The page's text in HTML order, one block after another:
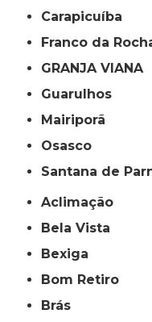
Carapicuíba
Franco da
GRANJA VIANA
Guarulhos
Mairiporã
Osasco
Santana de
Aclimação
Bela Vista
Bexiga
Bom Retiro
Brás